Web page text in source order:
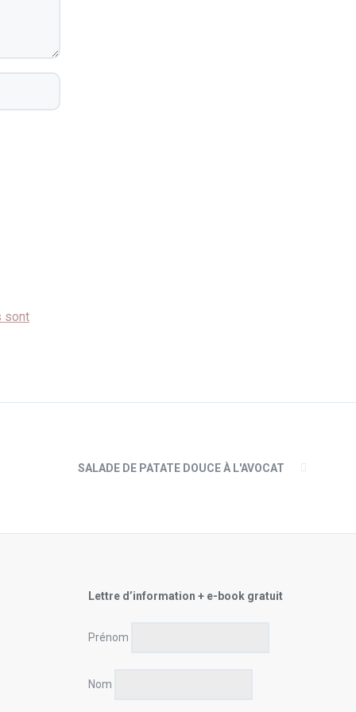
sont
SALADE DE PATATE DOUCE À L'AVOCAT
Lettre d’information + e-book gratuit
Prénom
Nom